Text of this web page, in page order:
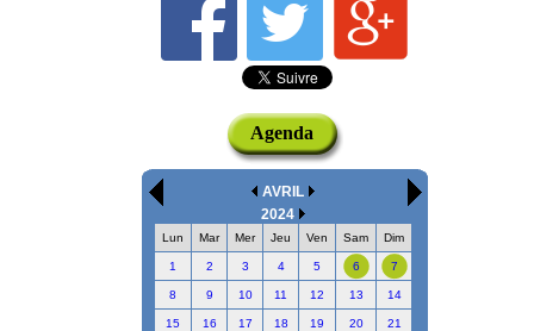
Agenda
AVRIL
2024
Lun Mar Mer Jeu Ven Sam Dim
1 2 3 4 5 6 7
8 9 10 11 12 13 14
15 16 17 18 19 20 21